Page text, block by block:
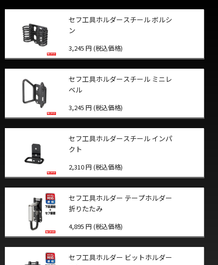
セフ工具ホルダースチール ボルシ
ン
3,245 円 (税込価格)
セフ工具ホルダースチール ミニレ
ベル
3,245 円 (税込価格)
セフ工具ホルダースチール インパ
クト
2,310 円 (税込価格)
セフ工具ホルダー テープホルダー
折りたたみ
4,895 円 (税込価格)
セフ工具ホルダー ビットホルダー